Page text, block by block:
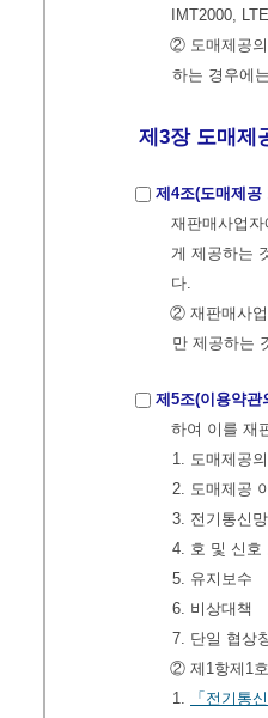
IMT2000,
② 도매제공의
하는 경우에
제3장 도매제
제4조(도매제공
재판매사업
게 제공하는
다.
② 재판매사업
만 제공하는
제5조(이용약관
하여 이를 재
1. 도매제공
2. 도매제공
3. 전기통신
4. 호 및 신
5. 유지보수
6. 비상대책
7. 단일 협상
② 제1항제1
1.
「전기통